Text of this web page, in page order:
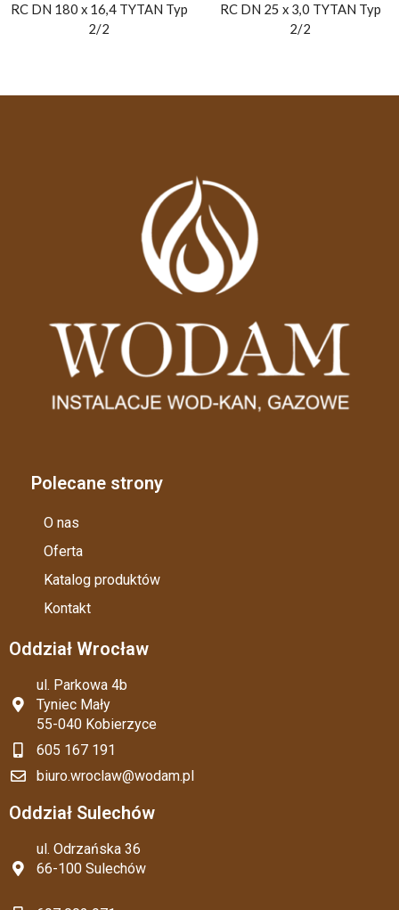
RC DN 180 x 16,4 TYTAN Typ
2/2
RC DN 25 x 3,0 TYTAN Typ
2/2
Polecane strony
O nas
Oferta
Katalog produktów
Kontakt
Oddział Wrocław
ul. Parkowa 4b
Tyniec Mały
55-040 Kobierzyce
605 167 191
biuro.wroclaw@wodam.pl
Oddział Sulechów
ul. Odrzańska 36
66-100 Sulechów